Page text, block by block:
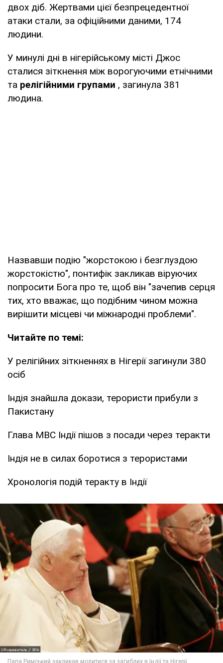
двох діб. Жертвами цієї безпрецедентної
атаки стали, за офіційними даними, 174
людини.
У минулі дні в нігерійському місті Джос
сталися зіткнення між ворогуючими етнічними
та релігійними групами , загинула 381
людина.
Назвавши подію "жорстокою і безглуздою
жорстокістю", понтифік закликав віруючих
попросити Бога про те, щоб він "зачепив серця
тих, хто вважає, що подібним чином можна
вирішити місцеві чи міжнародні проблеми".
Читайте по темі:
У релігійних зіткненнях в Нігерії загинули 380
осіб
Індія знайшла докази, терористи прибули з
Пакистану
Глава МВС Індії пішов з посади через теракти
Індія не в силах боротися з терористами
Хронологія подій теракту в Індії